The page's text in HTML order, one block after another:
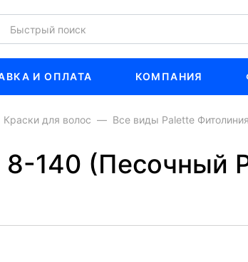
И ОПЛАТА КОМПАНИЯ
для волос Все виды Palette
140 (Песочный